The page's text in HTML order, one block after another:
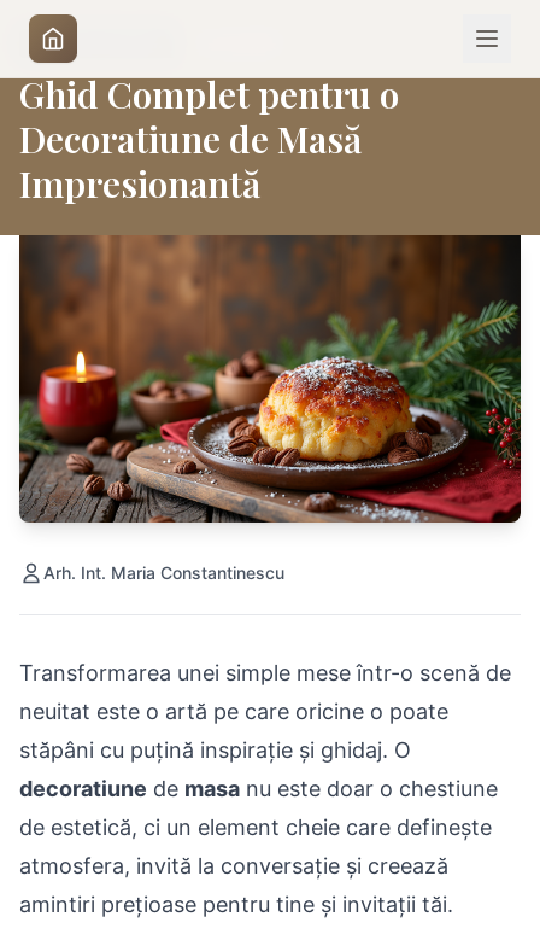
DESIGN INTERIOR
Ghid Complet pentru o
Decoratiune de Masă
Impresionantă
Arh. Int. Maria Constantinescu
Transformarea unei simple mese într-o scenă de
neuitat este o artă pe care oricine o poate
stăpâni cu puțină inspirație și ghidaj. O
decoratiune de masa nu este doar o chestiune
de estetică, ci un element cheie care definește
atmosfera, invită la conversație și creează
amintiri prețioase pentru tine și invitații tăi.